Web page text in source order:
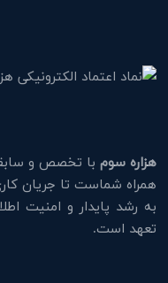
هزاره سوم با تخصص و
همراه شماست تا جریان
به رشد پایدار و امنیت
تعهد است.